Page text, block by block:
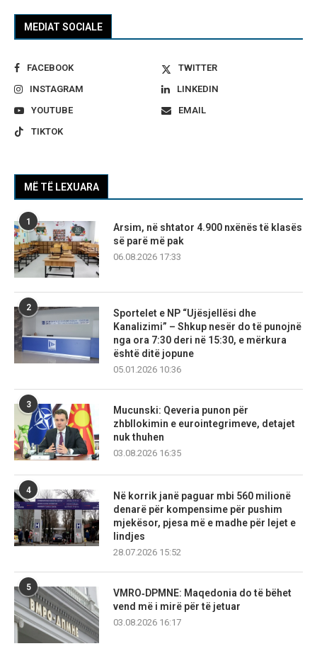
MEDIAT SOCIALE
FACEBOOK
TWITTER
INSTAGRAM
LINKEDIN
YOUTUBE
EMAIL
TIKTOK
MË TË LEXUARA
1
Arsim, në shtator 4.900 nxënës të klasës
së parë më pak
06.08.2026 17:33
2
Sportelet e NP “Ujësjellësi dhe
Kanalizimi” – Shkup nesër do të punojnë
nga ora 7:30 deri në 15:30, e mërkura
është ditë jopune
05.01.2026 10:36
3
Mucunski: Qeveria punon për
zhbllokimin e eurointegrimeve, detajet
nuk thuhen
03.08.2026 16:35
4
Në korrik janë paguar mbi 560 milionë
denarë për kompensime për pushim
mjekësor, pjesa më e madhe për lejet e
lindjes
28.07.2026 15:52
5
VMRO‑DPMNE: Maqedonia do të bëhet
vend më i mirë për të jetuar
03.08.2026 16:17